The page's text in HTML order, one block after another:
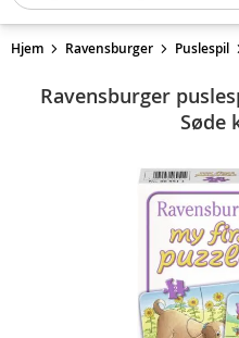
Hjem Ravensburger Puslespil
Ravensburger
Søde